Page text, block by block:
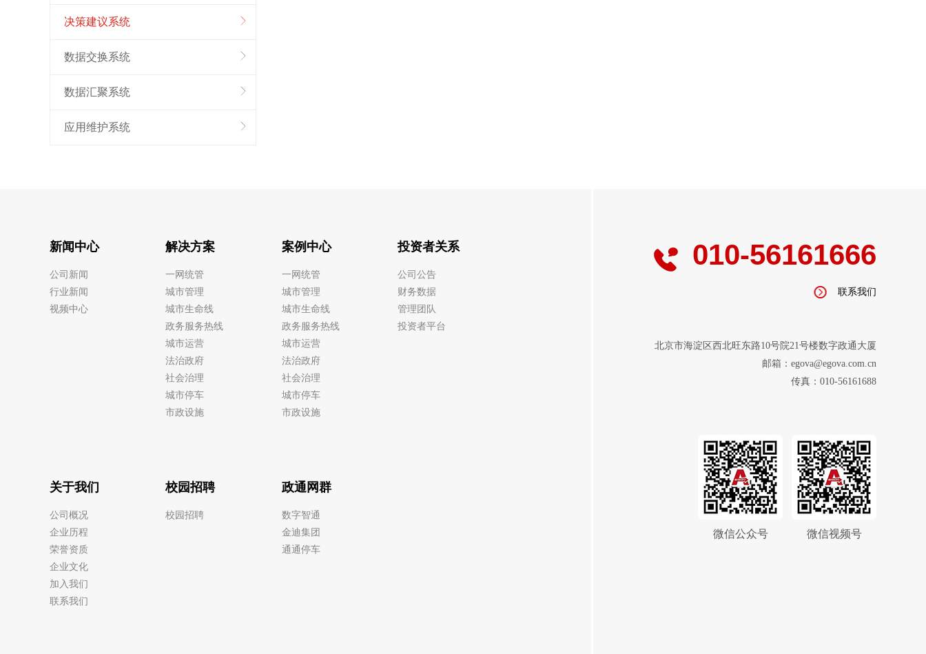
决策建议系统
数据交换系统
数据汇聚系统
应用维护系统
新闻中心
公司新闻
行业新闻
视频中心
解决方案
一网统管
城市管理
城市生命线
政务服务热线
城市运营
法治政府
社会治理
城市停车
市政设施
案例中心
一网统管
城市管理
城市生命线
政务服务热线
城市运营
法治政府
社会治理
城市停车
市政设施
投资者关系
公司公告
财务数据
管理团队
投资者平台
关于我们
公司概况
企业历程
荣誉资质
企业文化
加入我们
联系我们
校园招聘
校园招聘
政通网群
数字智通
金迪集团
通通停车
010-56161666
联系我们
北京市海淀区西北旺东路10号院21号楼数字政通大厦
邮箱：egova@egova.com.cn
传真：010-56161688
微信公众号 微信视频号